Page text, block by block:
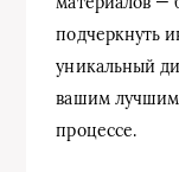
подчеркнуть
уникальный
вашим
процессе.